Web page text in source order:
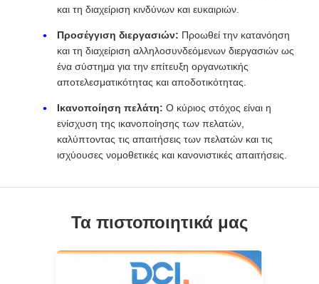
και τη διαχείριση κινδύνων και ευκαιριών.
Προσέγγιση διεργασιών: Προωθεί την κατανόηση
και τη διαχείριση αλληλοσυνδεόμενων διεργασιών ως
ένα σύστημα για την επίτευξη οργανωτικής
αποτελεσματικότητας και αποδοτικότητας.
Ικανοποίηση πελάτη: Ο κύριος στόχος είναι η
ενίσχυση της ικανοποίησης των πελατών,
καλύπτοντας τις απαιτήσεις των πελατών και τις
ισχύουσες νομοθετικές και κανονιστικές απαιτήσεις.
Τα πιστοποιητικά μας